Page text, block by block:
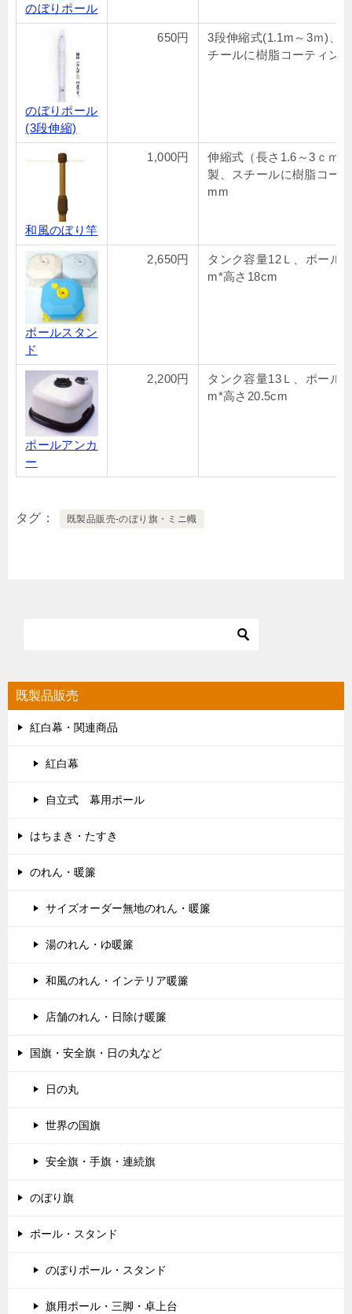
のぼりポール
のぼりポール
(3段伸縮)
650円
3段伸縮式(1.1m～3ｍ)、
チールに樹脂コーティン
和風のぼり竿
1,000円
伸縮式（長さ1.6～3ｃｍ
製、スチールに樹脂コー
mm
ポールスタン
ド
2,650円
タンク容量12Ｌ、ポール
m*高さ18cm
ポールアンカ
ー
2,200円
タンク容量13Ｌ、ポール
m*高さ20.5cm
タグ 既製品販売-のぼり旗・ミニ幟
既製品販売
紅白幕・関連商品
紅白幕
自立式 幕用ポール
はちまき・たすき
のれん・暖簾
サイズオーダー無地のれん・暖簾
湯のれん・ゆ暖簾
和風のれん・インテリア暖簾
店舗のれん・日除け暖簾
国旗・安全旗・日の丸など
日の丸
世界の国旗
安全旗・手旗・連続旗
のぼり旗
ポール・スタンド
のぼりポール・スタンド
旗用ポール・三脚・卓上台